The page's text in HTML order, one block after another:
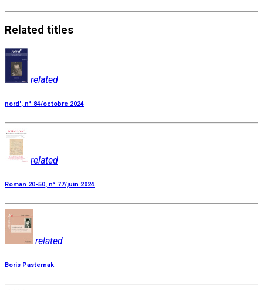
Related titles
related
nord', n° 84/octobre 2024
related
Roman 20-50, n° 77/juin 2024
related
Boris Pasternak